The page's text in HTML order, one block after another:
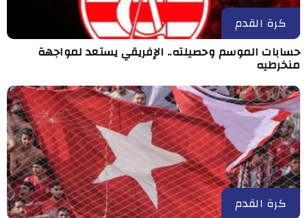
كرة القدم
حسابات الموسم وحصيلته.. الإفريقي يستعد لمواجهة
منخرطيه
كرة القدم